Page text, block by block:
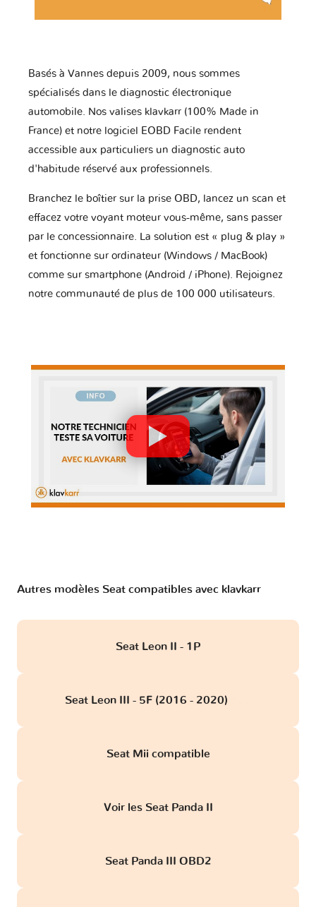
Basés à Vannes depuis 2009, nous sommes
spécialisés dans le diagnostic électronique
automobile. Nos valises klavkarr (100% Made in
France) et notre logiciel EOBD Facile rendent
accessible aux particuliers un diagnostic auto
d'habitude réservé aux professionnels.
Branchez le boîtier sur la prise OBD, lancez un scan et
effacez votre voyant moteur vous-même, sans passer
par le concessionnaire. La solution est « plug & play »
et fonctionne sur ordinateur (Windows / MacBook)
comme sur smartphone (Android / iPhone). Rejoignez
notre communauté de plus de 100 000 utilisateurs.
Autres modèles Seat compatibles avec klavkarr
Seat Leon II - 1P
Seat Leon III - 5F (2016 - 2020)
Seat Mii compatible
Voir les Seat Panda II
Seat Panda III OBD2